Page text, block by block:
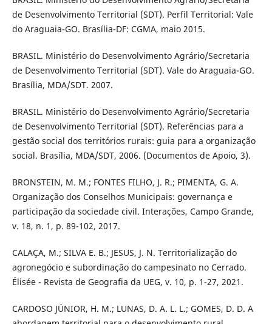
de Desenvolvimento Territorial (SDT). Perfil Territorial: Vale
do Araguaia-GO. Brasília-DF: CGMA, maio 2015.
BRASIL. Ministério do Desenvolvimento Agrário/Secretaria
de Desenvolvimento Territorial (SDT). Vale do Araguaia-GO.
Brasília, MDA/SDT. 2007.
BRASIL. Ministério do Desenvolvimento Agrário/Secretaria
de Desenvolvimento Territorial (SDT). Referências para a
gestão social dos territórios rurais: guia para a organização
social. Brasília, MDA/SDT, 2006. (Documentos de Apoio, 3).
BRONSTEIN, M. M.; FONTES FILHO, J. R.; PIMENTA, G. A.
Organização dos Conselhos Municipais: governança e
participação da sociedade civil. Interações, Campo Grande,
v. 18, n. 1, p. 89-102, 2017.
CALAÇA, M.; SILVA E. B.; JESUS, J. N. Territorialização do
agronegócio e subordinação do campesinato no Cerrado.
Élisée - Revista de Geografia da UEG, v. 10, p. 1-27, 2021.
CARDOSO JÚNIOR, H. M.; LUNAS, D. A. L. L.; GOMES, D. D. A